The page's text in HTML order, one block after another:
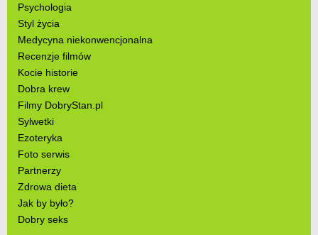
Psychologia
Styl życia
Medycyna niekonwencjonalna
Recenzje filmów
Kocie historie
Dobra krew
Filmy DobryStan.pl
Sylwetki
Ezoteryka
Foto serwis
Partnerzy
Zdrowa dieta
Jak by było?
Dobry seks